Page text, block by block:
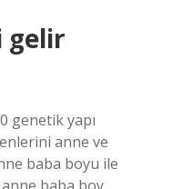
gelir
genetik yapı
anne ve
baba boyu ile